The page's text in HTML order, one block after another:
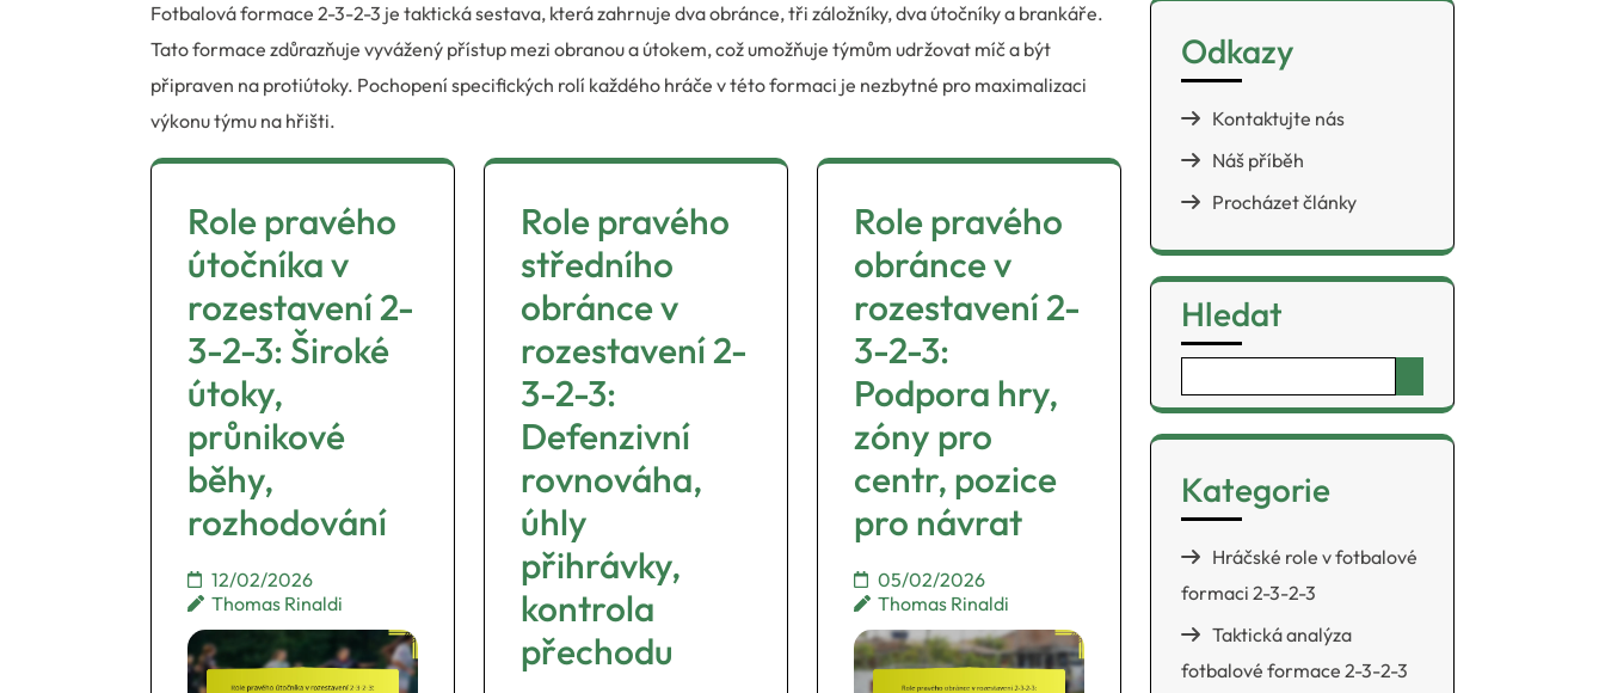
Fotbalová formace 2-3-2-3 je taktická sestava, která zahrnuje dva obránce, tři záložníky, dva útočníky a brankáře.
Tato formace zdůrazňuje vyvážený přístup mezi obranou a útokem, což umožňuje týmům udržovat míč a být
připraven na protiútoky. Pochopení specifických rolí každého hráče v této formaci je nezbytné pro maximalizaci
výkonu týmu na hřišti.
Role pravého
útočníka v
rozestavení 2-
3-2-3: Široké
útoky,
průnikové
běhy,
rozhodování
12/02/2026
Thomas Rinaldi
Role pravého
středního
obránce v
rozestavení 2-
3-2-3:
Defenzivní
rovnováha,
úhly
přihrávky,
kontrola
přechodu
Role pravého
obránce v
rozestavení 2-
3-2-3:
Podpora hry,
zóny pro
centr, pozice
pro návrat
05/02/2026
Thomas Rinaldi
Odkazy
Kontaktujte nás
Náš příběh
Procházet články
Hledat
for:
Kategorie
Hráčské role v fotbalové
formaci 2-3-2-3
Taktická analýza
fotbalové formace 2-3-2-3